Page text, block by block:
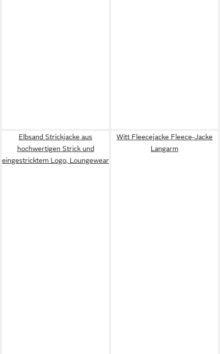
Elbsand Strickjacke aus
hochwertigen Strick und
eingestricktem Logo, Loungewear
Witt Fleecejacke Fleece-Jacke
Langarm